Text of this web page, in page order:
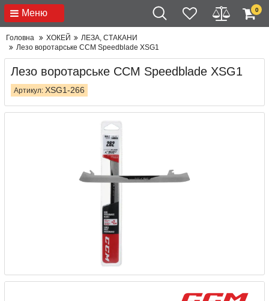
Меню 0
Головна ХОКЕЙ
ЛЕЗА, СТАКАНИ
Лезо воротарське CCM Speedblade XSG1
Лезо воротарське CCM Speedblade XSG1
Артикул: XSG1-266